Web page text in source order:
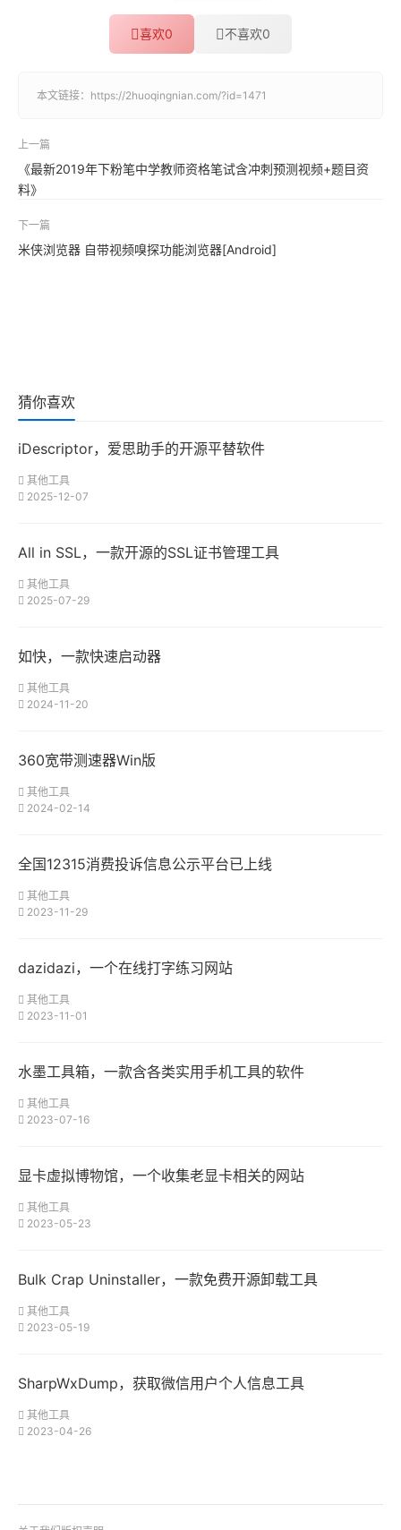
喜欢0 不喜欢0
本文链接： https://2huoqingnian.com/?id=1471
上一篇
《最新2019年下粉笔中学教师资格笔试含冲刺预测视频+题目资
料》
下一篇
米侠浏览器 自带视频嗅探功能浏览器[Android]
猜你喜欢
iDescriptor，爱思助手的开源平替软件
其他工具
2025-12-07
All in SSL，一款开源的SSL证书管理工具
其他工具
2025-07-29
如快，一款快速启动器
其他工具
2024-11-20
360宽带测速器Win版
其他工具
2024-02-14
全国12315消费投诉信息公示平台已上线
其他工具
2023-11-29
dazidazi，一个在线打字练习网站
其他工具
2023-11-01
水墨工具箱，一款含各类实用手机工具的软件
其他工具
2023-07-16
显卡虚拟博物馆，一个收集老显卡相关的网站
其他工具
2023-05-23
Bulk Crap Uninstaller，一款免费开源卸载工具
其他工具
2023-05-19
SharpWxDump，获取微信用户个人信息工具
其他工具
2023-04-26